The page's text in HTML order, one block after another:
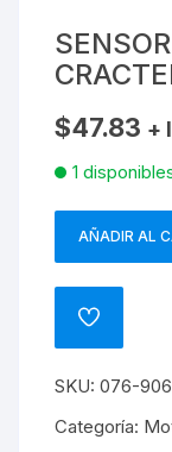
$47.83 +
1
SENSOR
BARRA
CRACTER
T30
AÑADIR AL
ADD
SKU: 076-
Categoría: